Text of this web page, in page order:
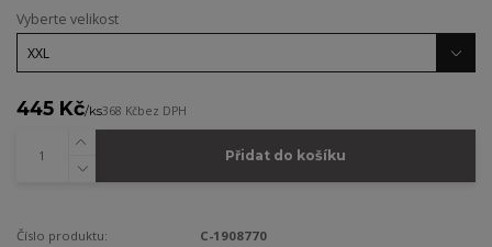
Vyberte velikost
445 Kč/ks368 Kčbez DPH
Přidat do košíku
Číslo produktu:
C-1908770